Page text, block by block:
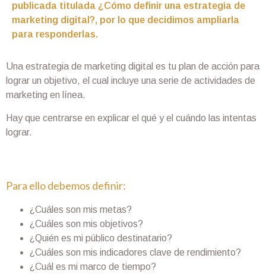
publicada titulada ¿Cómo definir una estrategia de
marketing digital?, por lo que decidimos ampliarla
para responderlas.
Una estrategia de marketing digital es tu plan de acción para
lograr un objetivo, el cual incluye una serie de actividades de
marketing en línea.
Hay que centrarse en explicar el qué y el cuándo las intentas
lograr.
Para ello debemos definir:
¿Cuáles son mis metas?
¿Cuáles son mis objetivos?
¿Quién es mi público destinatario?
¿Cuáles son mis indicadores clave de rendimiento?
¿Cuál es mi marco de tiempo?